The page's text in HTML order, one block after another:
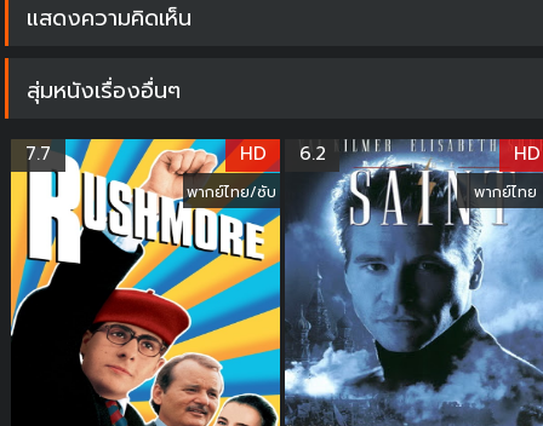
แสดงความคิดเห็น
สุ่มหนังเรื่องอื่นๆ
7.7 HD
พากย์ไทย/ซับ
6.2 HD
พากย์ไทย